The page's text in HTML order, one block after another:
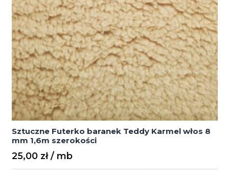
Sztuczne Futerko baranek Teddy Karmel włos 8
mm 1,6m szerokości
25,00 zł